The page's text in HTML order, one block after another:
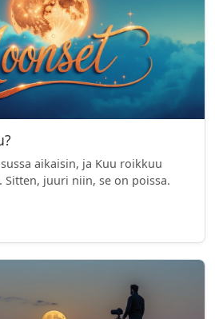
aikaisin, ja Kuu roikkuu
Sitten, juuri niin, se on poissa.